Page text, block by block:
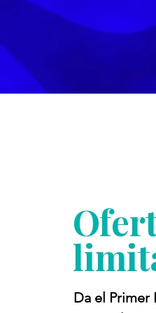
Da el Primer